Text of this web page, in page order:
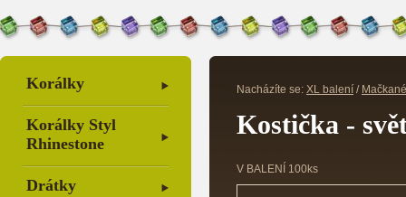
Korálky
Korálky Styl
Rhinestone
Drátky
Nacházíte se: XL balení /
Kostička -
V BALENÍ 100ks